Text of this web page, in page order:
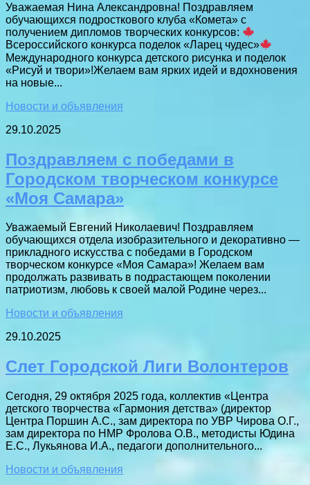
Уважаемая Нина Александровна! Поздравляем
обучающихся подросткового клуба «Комета» с
получением дипломов творческих конкурсов:
Всероссийского конкурса поделок «Ларец чудес»
Международного конкурса детского рисунка и поделок
«Рисуй и твори»!Желаем вам ярких идей и вдохновения
на новые...
Новости и объявления
29.10.2025
Поздравляем с победами в
Городском творческом конкурсе
«Моя Самара»
Уважаемый Евгений Николаевич! Поздравляем
обучающихся отдела изобразительного и декоративно —
прикладного искусства с победами в Городском
творческом конкурсе «Моя Самара»! Желаем вам
продолжать развивать в подрастающем поколении
патриотизм, любовь к своей малой Родине через...
Новости и объявления
29.10.2025
Слет Городской Лиги Волонтеров
Сегодня, 29 октября 2025 года, коллектив «Центра
детского творчества «Гармония детства» (директор
Центра Поршин А.С., зам директора по УВР Чирова О.Г.,
зам директора по НМР Фролова О.В., методисты Юдина
Е.С., Лукьянова И.А., педагоги дополнительного...
Новости и объявления